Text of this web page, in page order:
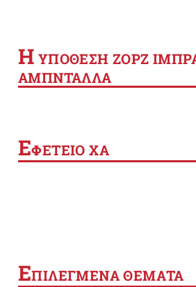
Η YΠΟΘΕΣΗ ΖΟΡΖ
ΑΜΠΝΤΑΛΛΑ
ΕΦΕΤΕΙΟ ΧΑ
ΕΠΙΛΕΓΜΕΝΑ ΘΕΜΑΤΑ